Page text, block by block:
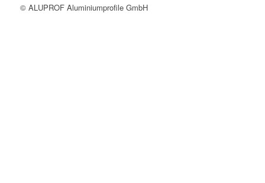
© ALUPROF Aluminiumprofile GmbH